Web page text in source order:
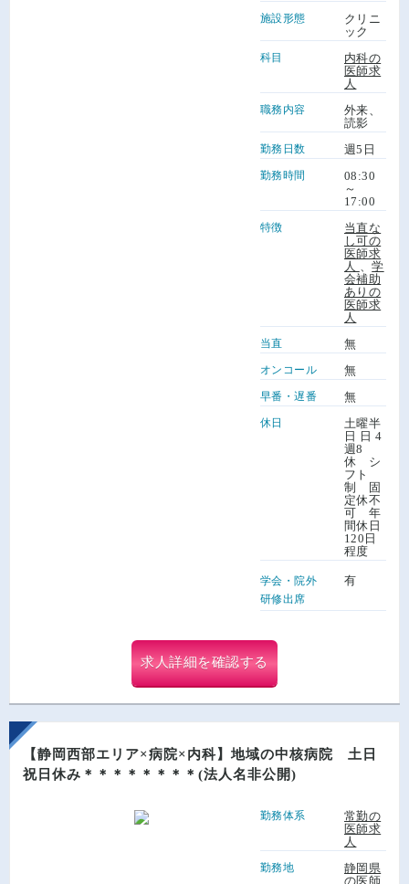
施設形態
クリニ
ック
科目
内科の
医師求
人
職務内容
外来、
読影
勤務日数 週5日
勤務時間
08:30
～
17:00
特徴
当直な
し可の
医師求
人
、学
会補助
ありの
医師求
人
当直 無
オンコール 無
早番・遅番 無
休日
土曜半
日 日 4
週8
休 シ
フト
制 固
定休不
可 年
間休日
120日
程度
学会・院外
研修出席
有
求人詳細を確認する
【静岡西部エリア×病院×内科】地域の中核病院 土日
祝日休み＊＊＊＊＊＊＊＊(法人名非公開)
勤務体系
常勤の
医師求
人
勤務地
静岡県
の医師